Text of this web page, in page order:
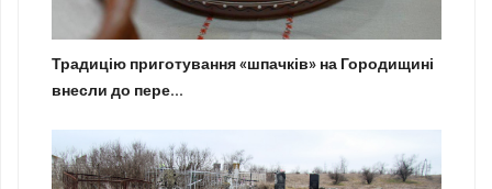
Традицію приготування «шпачків» на Городищині
внесли до пере...